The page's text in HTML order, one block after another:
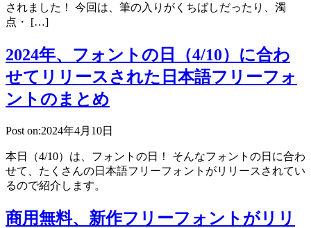
されました！ 今回は、筆の入りがくちばしだったり、濁
点・ […]
2024年、フォントの日（4/10）に合わ
せてリリースされた日本語フリーフォ
ントのまとめ
Post on:2024年4月10日
本日（4/10）は、フォントの日！ そんなフォントの日に合わ
せて、たくさんの日本語フリーフォントがリリースされてい
るので紹介します。
商用無料、新作フリーフォントがリリ